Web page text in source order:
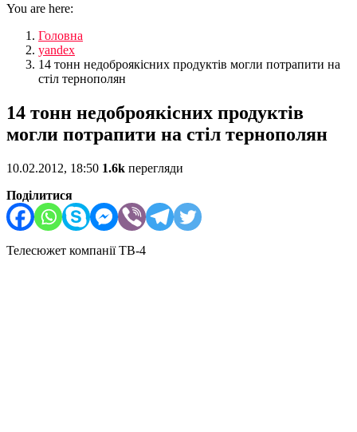
You are here:
Головна
yandex
14 тонн недоброякісних продуктів могли потрапити на
стіл тернополян
14 тонн недоброякісних продуктів
могли потрапити на стіл тернополян
10.02.2012, 18:50 1.6k перегляди
Поділитися
Телесюжет компанії ТВ-4